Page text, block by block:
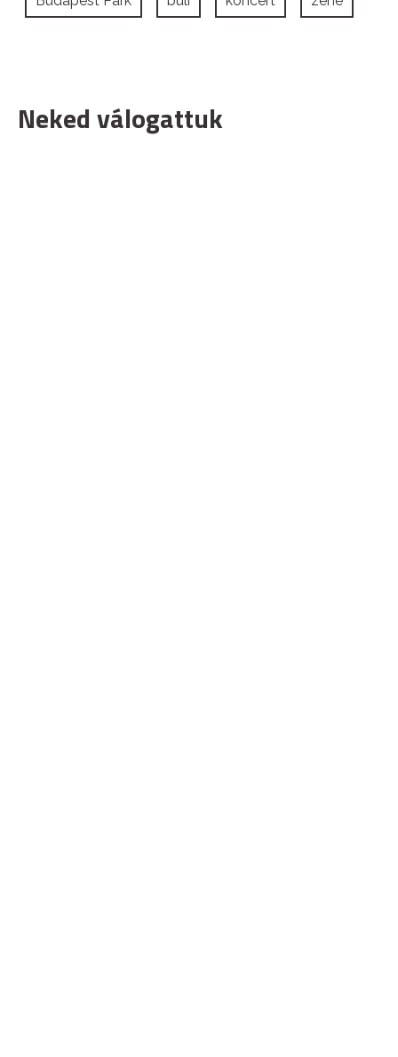
Neked válogattuk